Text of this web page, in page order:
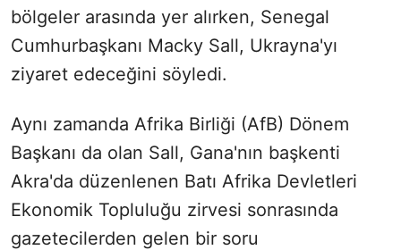
bölgeler arasında yer alırken, Senegal
Cumhurbaşkanı Macky Sall, Ukrayna'yı
ziyaret edeceğini söyledi.
Aynı zamanda Afrika Birliği (AfB) Dönem
Başkanı da olan Sall, Gana'nın başkenti
Akra'da düzenlenen Batı Afrika Devletleri
Ekonomik Topluluğu zirvesi sonrasında
gazetecilerden gelen bir soru